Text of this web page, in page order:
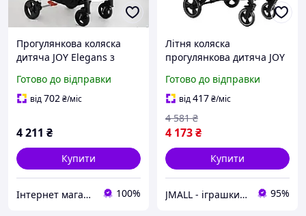
Прогулянкова коляска
дитяча JOY Elegans з
алюмінієва рама,
телескопічна ручка
Готово до відправки
від702₴/міс
4 211 ₴
Купити
Інтернет магазин Baby-joys 100%
Літня коляска
прогулянкова дитяча JOY
Готово до відправки
від417₴/міс
4 173₴
4 581 ₴
Купити
JMALL - іграшки та товари для детей 95%